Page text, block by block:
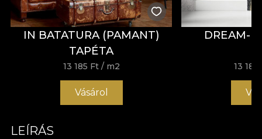
IN BATATURA (PAMANT)
TAPÉTA
13 185 Ft / m2
Vásárol
DREAM-
13 185
LEÍRÁS